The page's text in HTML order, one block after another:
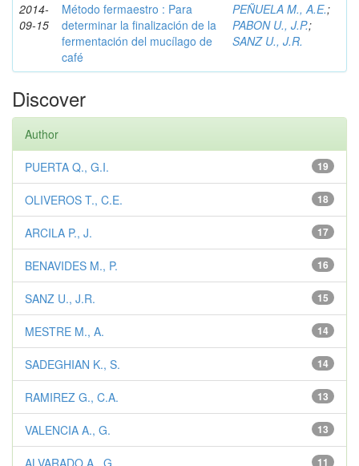
2014-
09-15
Método fermaestro : Para
determinar la finalización de la
fermentación del mucílago de
café
PEÑUELA M., A.E.;
PABON U., J.P.;
SANZ U., J.R.
Discover
Author
19
PUERTA Q., G.I.
18
OLIVEROS T., C.E.
17
ARCILA P., J.
16
BENAVIDES M., P.
15
SANZ U., J.R.
14
MESTRE M., A.
14
SADEGHIAN K., S.
13
RAMIREZ G., C.A.
13
VALENCIA A., G.
11
ALVARADO A., G.